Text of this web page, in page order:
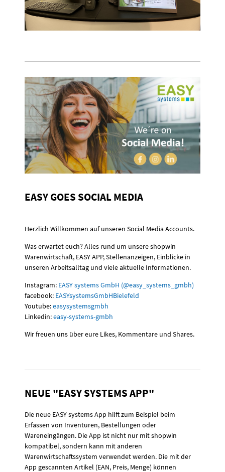
EASY GOES SOCIAL MEDIA
Herzlich Willkommen auf unseren Social Media Accounts.
Was erwartet euch? Alles rund um unsere shopwin
Warenwirtschaft, EASY APP, Stellenanzeigen, Einblicke in
unseren Arbeitsalltag und viele aktuelle Informationen.
Instagram: EASY systems GmbH (@easy_systems_gmbh)
facebook: EASYsystemsGmbHBielefeld
Youtube:easysystemsgmbh
Linkedin:easy-systems-gmbh
Wir freuen uns über eure Likes, Kommentare und Shares.
NEUE "EASY SYSTEMS APP"
Die neue EASY systems App hilft zum Beispiel beim
Erfassen von Inventuren, Bestellungen oder
Wareneingängen. Die App ist nicht nur mit shopwin
kompatibel, sondern kann mit anderen
Warenwirtschaftssystem verwendet werden. Die mit der
App gescannten Artikel (EAN, Preis, Menge) können